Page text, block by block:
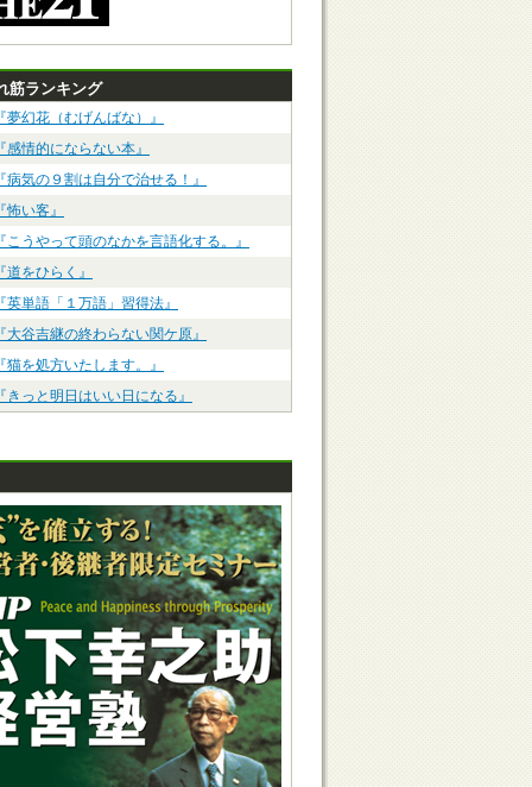
筋ランキング
夢幻花（むげんばな）』
感情的にならない本』
病気の９割は自分で治せる！』
怖い客』
こうやって頭のなかを言語化する。』
道をひらく』
英単語「１万語」習得法』
大谷吉継の終わらない関ケ原』
猫を処方いたします。』
きっと明日はいい日になる』